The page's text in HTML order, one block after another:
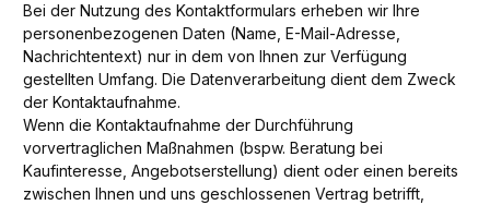
Bei der Nutzung des Kontaktformulars erheben wir Ihre
personenbezogenen Daten (Name, E-Mail-Adresse,
Nachrichtentext) nur in dem von Ihnen zur Verfügung
gestellten Umfang. Die Datenverarbeitung dient dem Zweck
der Kontaktaufnahme.
Wenn die Kontaktaufnahme der Durchführung
vorvertraglichen Maßnahmen (bspw. Beratung bei
Kaufinteresse, Angebotserstellung) dient oder einen bereits
zwischen Ihnen und uns geschlossenen Vertrag betrifft,